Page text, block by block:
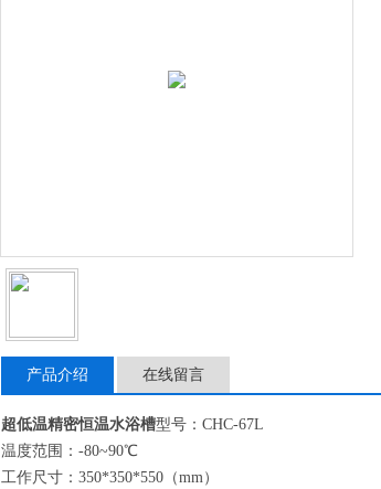
产品介绍 在线留言
超低温精密恒温水浴槽型号：CHC-67L
温度范围：-80~90℃
工作尺寸：350*350*550（mm）